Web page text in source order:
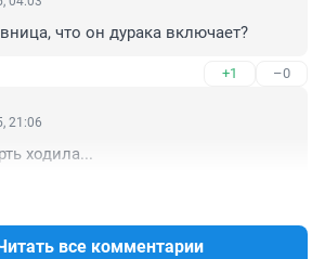
что он дурака включает?
+1 –0
21:06
ходила...
все комментарии